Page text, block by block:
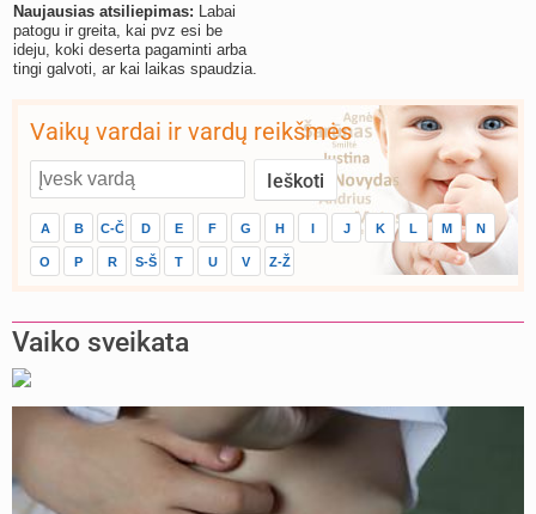
Naujausias atsiliepimas: Labai
patogu ir greita, kai pvz esi be
ideju, koki deserta pagaminti arba
tingi galvoti, ar kai laikas spaudzia.
Vaikų vardai ir vardų reikšmės
A B C-Č D E F G H I J K L M N
O P R S-Š T U V Z-Ž
Vaiko sveikata